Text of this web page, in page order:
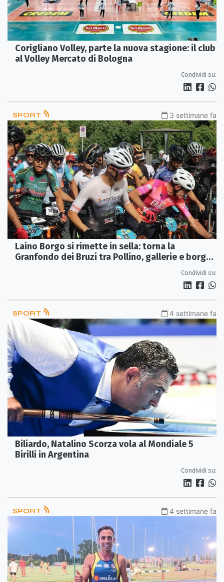
Corigliano Volley, parte la nuova stagione: il club
al Volley Mercato di Bologna
Condividi su:
SPORT 3 settimane fa
Laino Borgo si rimette in sella: torna la
Granfondo dei Bruzi tra Pollino, gallerie e borghi
Condividi su:
SPORT 4 settimane fa
Biliardo, Natalino Scorza vola al Mondiale 5
Birilli in Argentina
Condividi su:
SPORT 4 settimane fa